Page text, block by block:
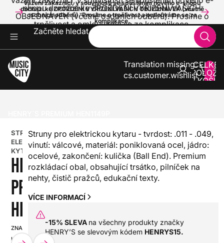
Vážení zákazníci, v souvislosti se spuštěním nového e-shopu
dochází ke ZPOŽDĚNÍ VYŘÍZENÍ VAŠICH OBJEDNÁVEK (včetně
osobních odběrů). Prosíme o trpělivost a omlouváme se za
komplikace.
shopu dochází ke ZPOŽDĚNÍ VYŘÍZENÍ VAŠICH
OBJEDNÁVEK (včetně osobních odběrů). Prosíme o
trpělivost a omlouváme se za komplikace.
Začněte hledat
Translation missing:
cs.customer.wishlist
V
0
STRUNY PRO
ELEKTRICKOU
KYTARU
HENRY`S
PREMIUM
HEN1149P
ZNAČKA:
HENRY'S
SKU:
HX0000000105569
Struny pro elektrickou kytaru - tvrdost: .011 - .049,
vinutí: válcové, materiál: poniklovaná ocel, jádro:
ocelové, zakončení: kulička (Ball End). Premium
rozkládací obal, obsahující trsátko, pilníček na
nehty, čistič pražců, edukační texty.
VÍCE INFORMACÍ
-15% SLEVA na všechny produkty značky
HENRY’S se slevovým kódem HENRYS15.